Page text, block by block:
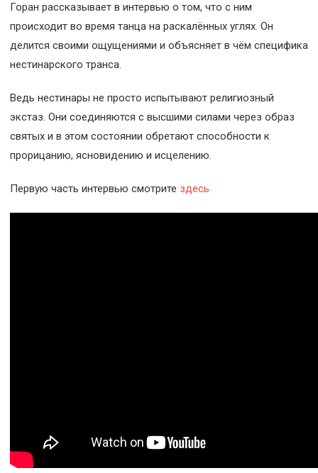
Горан рассказывает в интервью о том, что с ним
происходит во время танца на раскалённых углях. Он
делится своими ощущениями и объясняет в чём специфика
нестинарского транса.
Ведь нестинары не просто испытывают религиозный
экстаз. Они соединяются с высшими силами через образ
святых и в этом состоянии обретают способности к
прорицанию, ясновидению и исцелению.
Первую часть интервью смотрите здесь